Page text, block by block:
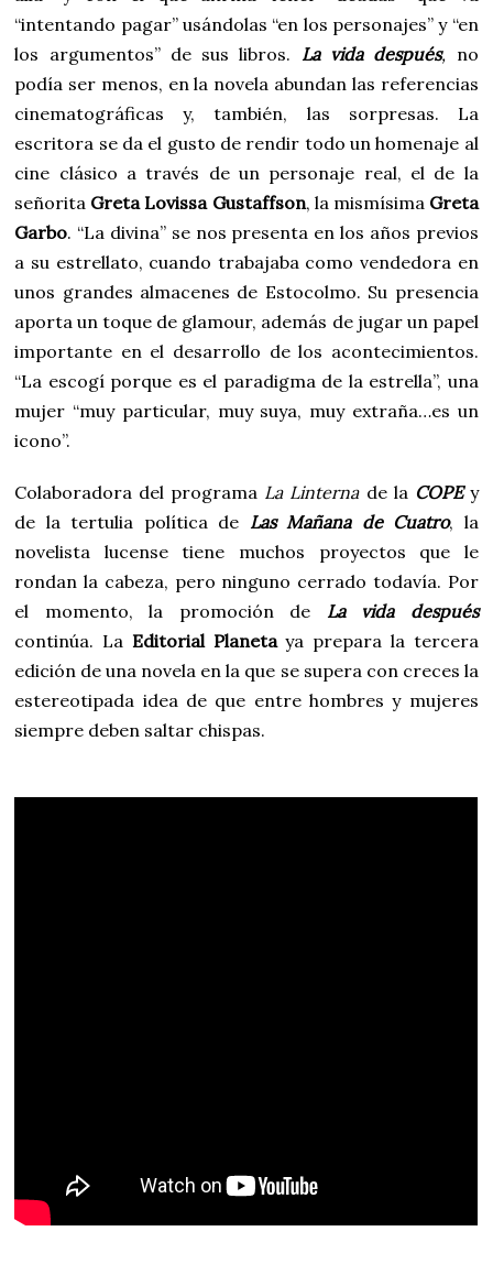
“intentando pagar” usándolas “en los personajes” y “en
los argumentos” de sus libros. La vida después, no
podía ser menos, en la novela abundan las referencias
cinematográficas y, también, las sorpresas. La
escritora se da el gusto de rendir todo un homenaje al
cine clásico a través de un personaje real, el de la
señorita Greta Lovissa Gustaffson, la mismísima Greta
Garbo. “La divina” se nos presenta en los años previos
a su estrellato, cuando trabajaba como vendedora en
unos grandes almacenes de Estocolmo. Su presencia
aporta un toque de glamour, además de jugar un papel
importante en el desarrollo de los acontecimientos.
“La escogí porque es el paradigma de la estrella”, una
mujer “muy particular, muy suya, muy extraña…es un
icono”.
Colaboradora del programa La Linternade la COPEy
de la tertulia política de Las Mañana de Cuatro, la
novelista lucense tiene muchos proyectos que le
rondan la cabeza, pero ninguno cerrado todavía. Por
el momento, la promoción de La vida después
continúa. La Editorial Planetaya prepara la tercera
edición de una novela en la que se supera con creces la
estereotipada idea de que entre hombres y mujeres
siempre deben saltar chispas.